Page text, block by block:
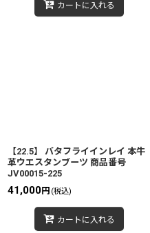
カートに入れる
【22.5】 バタフライインレイ 本牛
革ウエスタンブーツ 商品番号
JV00015-225
41,000円 (税込)
カートに入れる